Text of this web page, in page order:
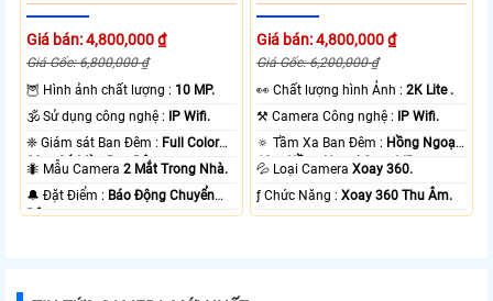
Giá bán: 4,800,000 ₫
Giá Gốc: 6,800,000 ₫
🦉 Hình ảnh chất lượng : 10 MP.
🕉️ Sử dụng công nghệ :
IP Wifi.
❈ Giám sát Ban Đêm : Full Color
20m Có Màu Ban Ðêm.
🐜 Mẫu Camera2 Mắt Trong Nhà.
️🔔 Đặt Điểm : Báo Động Chuyển
Động.
Giá bán: 4,800,000 ₫
Giá Gốc: 6,200,000 ₫
️👀 Chất lượng hình Ảnh :2K Lite .
⚒ Camera Công nghệ :
IP Wifi.
🔅 Tầm Xa Ban Đêm : Hồng Ngoại
10m Hồng Ngoại Smart IR.
💦 Loại CameraXoay 360.
️ƒ Chức Năng :Xoay 360 Thu Âm.